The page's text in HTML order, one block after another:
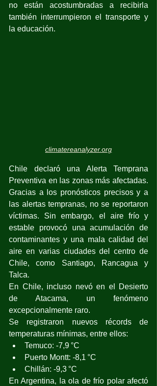
no están acostumbradas a recibirla
también interrumpieron el transporte y
la educación.
climatereanalyzer.org
Chile declaró una Alerta Temprana
Preventiva en las zonas más afectadas.
Gracias a los pronósticos precisos y a
las alertas tempranas, no se reportaron
víctimas. Sin embargo, el aire frío y
estable provocó una acumulación de
contaminantes y una mala calidad del
aire en varias ciudades del centro de
Chile, como Santiago, Rancagua y
Talca.
En Chile, incluso nevó en el Desierto
de Atacama, un fenómeno
excepcionalmente raro.
Se registraron nuevos récords de
temperaturas mínimas, entre ellos:
Temuco: -7,9 °C
Puerto Montt: -8,1 °C
Chillán: -9,3 °C
En Argentina, la ola de frío polar afectó